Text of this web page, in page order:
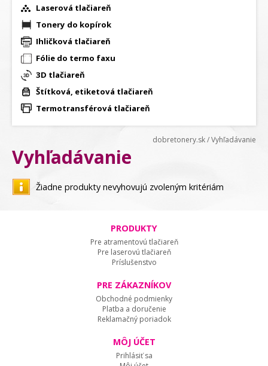
Laserová tlačiareň
Tonery do kopírok
Ihličková tlačiareň
Fólie do termo faxu
3D tlačiareň
Štítková, etiketová tlačiareň
Termotransférová tlačiareň
dobretonery.sk/Vyhľadávanie
Vyhľadávanie
Žiadne produkty nevyhovujú zvoleným kritériám
PRODUKTY
Pre atramentovú tlačiareň
Pre laserovú tlačiareň
Príslušenstvo
PRE ZÁKAZNÍKOV
Obchodné podmienky
Platba a doručenie
Reklamačný poriadok
MÔJ ÚČET
Prihlásiť sa